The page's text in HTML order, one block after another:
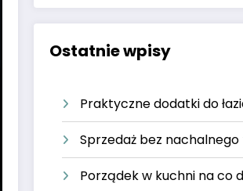
Ostatnie wpisy
Praktyczne dodatki do
Sprzedaż bez
Porządek w kuchni na co